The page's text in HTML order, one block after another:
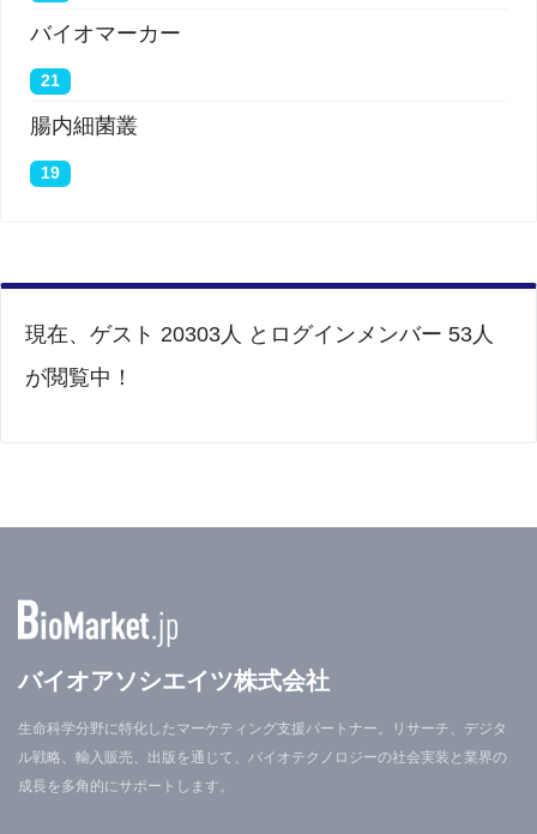
バイオマーカー
21
腸内細菌叢
19
現在、ゲスト 20303人 とログインメンバー 53人
が閲覧中！
バイオアソシエイツ株式会社
生命科学分野に特化したマーケティング支援パートナー。リサーチ、デジタ
ル戦略、輸入販売、出版を通じて、バイオテクノロジーの社会実装と業界の
成長を多角的にサポートします。